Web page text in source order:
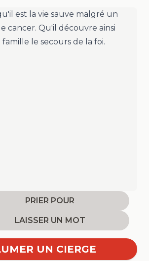
est la vie sauve malgré un
cancer. Qu'il découvre ainsi
famille le secours de la foi.
PRIER POUR
LAISSER UN MOT
UN CIERGE